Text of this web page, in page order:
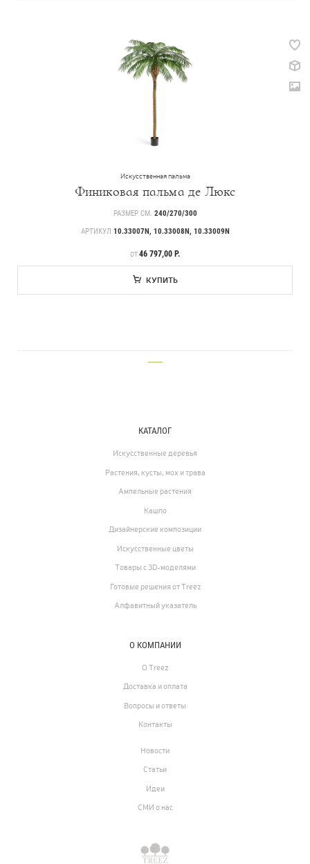
Искусственная пальма
Финиковая пальма де Люкс
РАЗМЕР СМ. 240/270/300
АРТИКУЛ 10.33007N, 10.33008N, 10.33009N
ЦЕНА
ОТ46 797,00 Р.
КУПИТЬ
КАТАЛОГ
Искусственные деревья
Растения, кусты, мох и трава
Ампельные растения
Кашпо
Дизайнерские композиции
Искусственные цветы
Товары с 3D-моделями
Готовые решения от Treez
Алфавитный указатель
О КОМПАНИИ
О Treez
Доставка и оплата
Вопросы и ответы
Контакты
Новости
Статьи
Идеи
СМИ о нас